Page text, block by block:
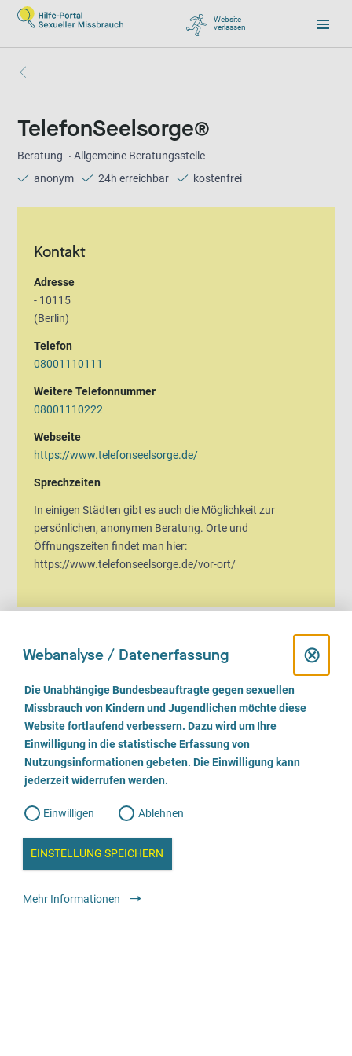
Website
verlassen , zu Google wechseln
TelefonSeelsorge®
Beratung
Allgemeine Beratungsstelle
anonym
24h erreichbar kostenfrei
Kontakt
Adresse
- 10115
(Berlin)
Telefon
08001110111
Weitere Telefonnummer
08001110222
Webseite
https://www.telefonseelsorge.de/
Sprechzeiten
In einigen Städten gibt es auch die Möglichkeit zur
persönlichen, anonymen Beratung. Orte und
Öffnungszeiten findet man hier:
https://www.telefonseelsorge.de/vor-ort/
Wir beraten
Geschlechtliche Identität
weiblich
männlich trans*weiblich
trans*männlich
divers / nicht binär
Alter
bis 99 Jahre
Angebot für
Betroffene
Angehörige, Bezugspersonen, soziales
Die Beratung ist verfügbar
Webanalyse / Datenerfassung ⊗
D
i
a
E
i
n
i
l
l
g
u
g
W
b
a
y
s
Die Unabhängige Bundesbeauftragte gegen sexuellen
Missbrauch von Kindern und Jugendlichen möchte diese
Website fortlaufend verbessern. Dazu wird um Ihre
Einwilligung in die statistische Erfassung von
Nutzungsinformationen gebeten. Die Einwilligung kann
jederzeit widerrufen werden.
Einwilligen Ablehnen
EINSTELLUNG SPEICHERN
Mehr Informationen